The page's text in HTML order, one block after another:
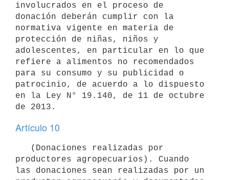
involucrados en el proceso de
donación deberán cumplir con la
normativa vigente en materia de
protección de niñas, niños y
adolescentes, en particular en lo que
refiere a alimentos no recomendados
para su consumo y su publicidad o
patrocinio, de acuerdo a lo dispuesto
en la Ley N° 19.140, de 11 de octubre
Artículo 10
productores agropecuarios). Cuando
las donaciones sean realizadas por un